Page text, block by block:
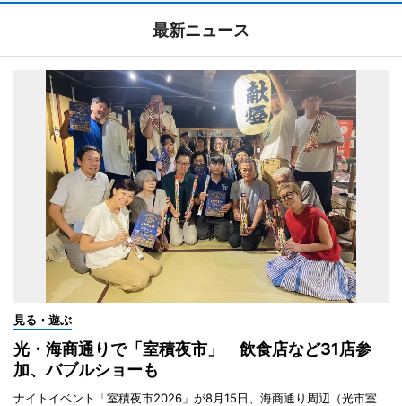
最新ニュース
見る・遊ぶ
光・海商通りで「室積夜市」 飲食店など31店参
加、バブルショーも
ナイトイベント「室積夜市2026」が8月15日、海商通り周辺（光市室